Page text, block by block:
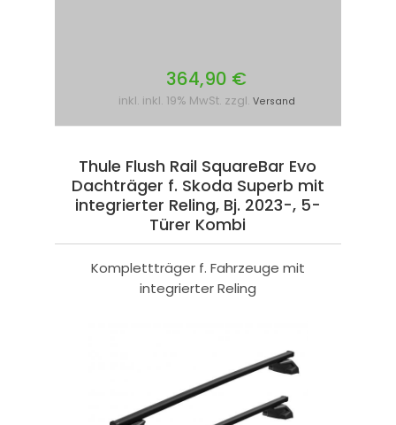
364,90 €
inkl. inkl. 19% MwSt. zzgl. Versand
Thule Flush Rail SquareBar Evo
Dachträger f. Skoda Superb mit
integrierter Reling, Bj. 2023-, 5-
Türer Kombi
Komplettträger f. Fahrzeuge mit
integrierter Reling